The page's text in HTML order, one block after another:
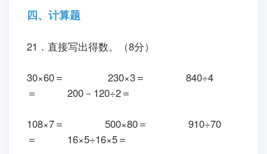
四、计算题
21．直接写出得数。（8分）
30×60＝ 230×3＝ 840÷4
＝ 200－120÷2＝
108×7＝ 500×80＝ 910÷70
＝ 16×5÷16×5＝